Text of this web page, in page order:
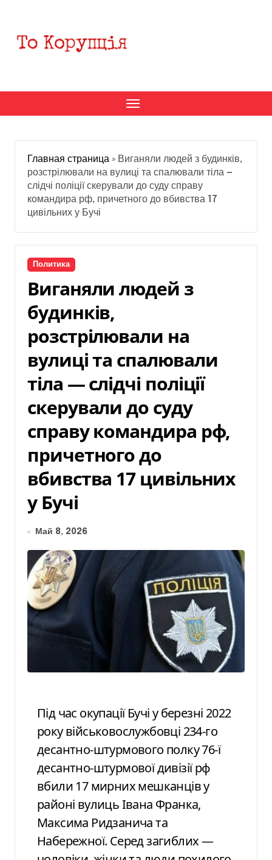
содержанию
Главная страница » Виганяли людей з будинків,
розстрілювали на вулиці та спалювали тіла —
слідчі поліції скерували до суду справу
командира рф, причетного до вбивства 17
цивільних у Бучі
Политика
Виганяли людей з
будинків,
розстрілювали на
вулиці та спалювали
тіла — слідчі поліції
скерували до суду
справу командира рф,
причетного до
вбивства 17 цивільних
у Бучі
Май 8, 2026
Під час окупації Бучі у березні 2022
року військовослужбовці 234-го
десантно-штурмового полку 76-ї
десантно-штурмової дивізії рф
вбили 17 мирних мешканців у
районі вулиць Івана Франка,
Максима Ридзанича та
Набережної. Серед загиблих —